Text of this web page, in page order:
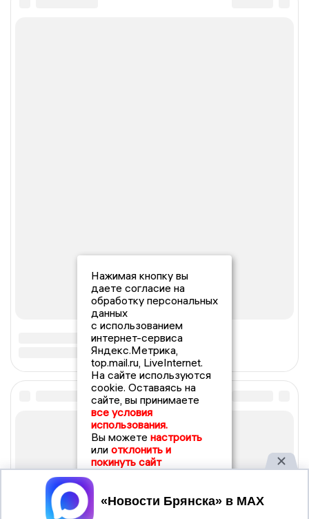
Нажимая кнопку вы
даете согласие на
обработку персональных
данных
с использованием
интернет-сервиса
Яндекс.Метрика,
top.mail.ru, LiveInternet.
На сайте используются
cookie. Оставаясь на
сайте, вы принимаете
все условия
использования.
Вы можете настроить
или отклонить и
покинуть сайт
Принять